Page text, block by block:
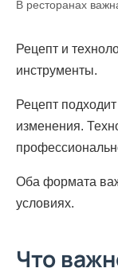
В ресторанах
Рецепт и
инструменты.
Рецепт
изменения.
Оба формата
условиях.
Что